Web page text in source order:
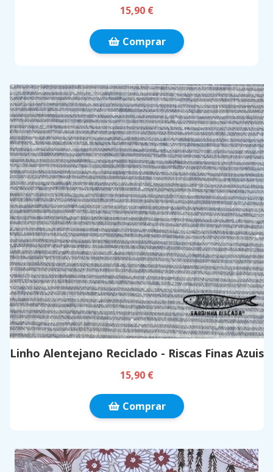
15,90 €
Comprar
Linho Alentejano Reciclado - Riscas Finas Azuis
15,90 €
Comprar